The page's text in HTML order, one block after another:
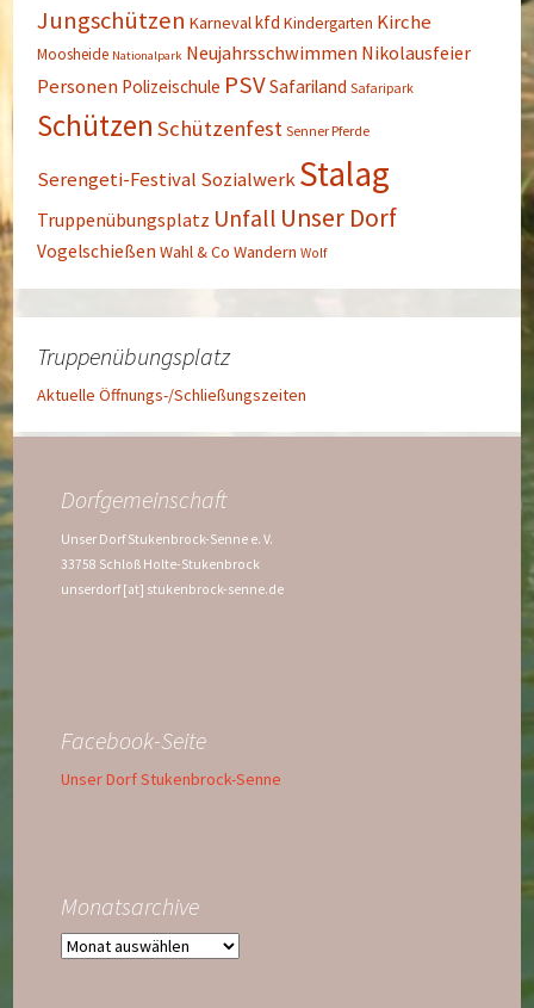
Jungschützen Karnevalkfd Kindergarten Kirche
Moosheide Nationalpark Neujahrsschwimmen Nikolausfeier
Personen Polizeischule PSVSafariland Safaripark
Schützen Schützenfest Senner Pferde
Serengeti-Festival SozialwerkStalag
Truppenübungsplatz Unfall Unser Dorf
Vogelschießen Wahl & Co Wandern Wolf
Truppenübungsplatz
Aktuelle Öffnungs-/Schließungszeiten
Dorfgemeinschaft
Unser Dorf Stukenbrock-Senne e. V.
33758 Schloß Holte-Stukenbrock
unserdorf [at] stukenbrock-senne.de
Facebook-Seite
Unser Dorf Stukenbrock-Senne
Monatsarchive
Monatsarchive